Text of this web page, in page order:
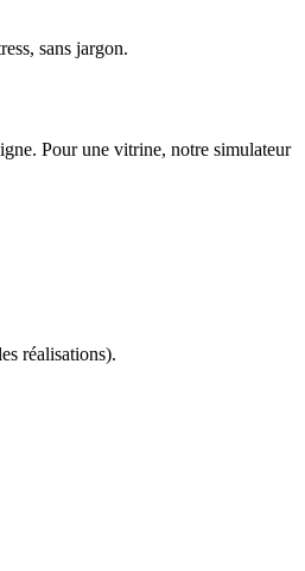
sans jargon.
Pour une vitrine, notre simulateur
réalisations).